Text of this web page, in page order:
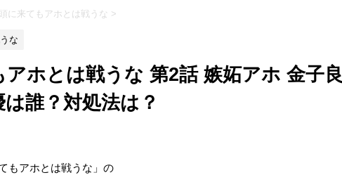
頭に来てもアホとは戦うな >
な
アホとは戦うな 第2話 嫉妬アホ 金子良
誰？対処法は？
もアホとは戦うな」の